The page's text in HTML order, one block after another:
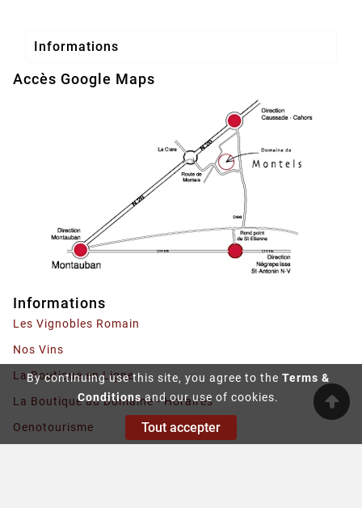
By continuing use this site, you agree to the Terms &
Conditionsand our use of cookies.
Tout accepter
Informations
Accès Google Maps
Informations
Les Vignobles Romain
Nos Vins
La Boutique en Ligne
La Boutique au Domaine - Horaires
Oenotourisme